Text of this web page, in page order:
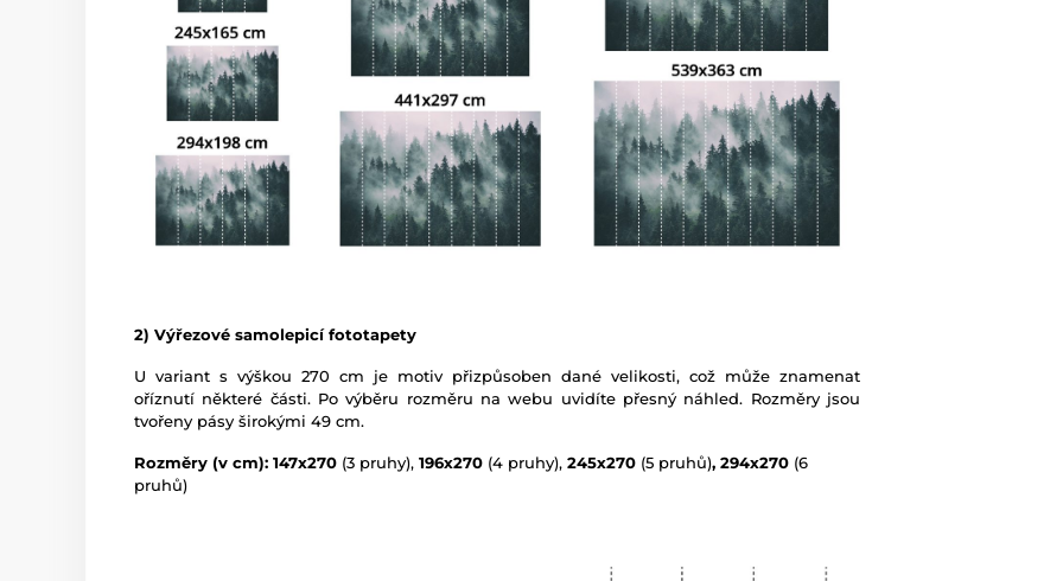
2) Výřezové samolepicí fototapety
U variant s výškou 270 cm je motiv přizpůsoben dané velikosti, což může znamenat
oříznutí některé části. Po výběru rozměru na webu uvidíte přesný náhled. Rozměry jsou
tvořeny pásy širokými 49 cm.
Rozměry (v cm): 147x270 (3 pruhy), 196x270 (4 pruhy), 245x270 (5 pruhů), 294x270 (6
pruhů)